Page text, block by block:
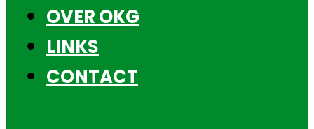
OVER OKG
LINKS
CONTACT